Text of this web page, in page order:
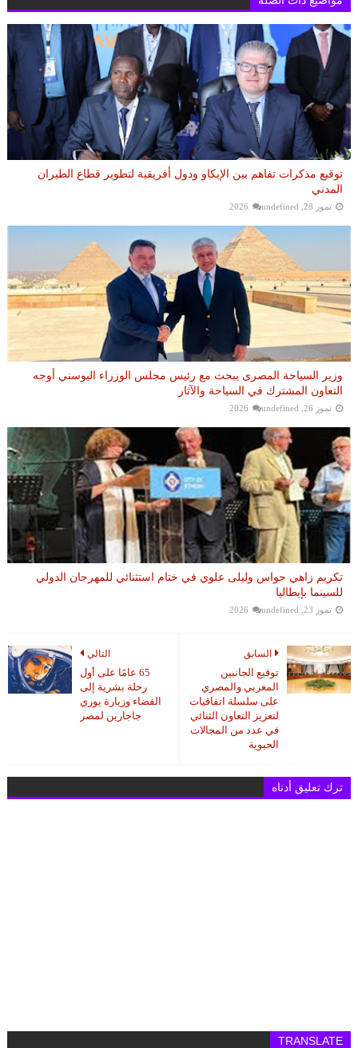
توقيع مذكرات تفاهم بين الإيكاو ودول أفريقية لتطوير قطاع الطيران
المدني
تموز 28, 2026 undefined
وزير السياحة المصرى يبحث مع رئيس مجلس الوزراء البوسني أوجه
التعاون المشترك في السياحة والآثار
تموز 26, 2026 undefined
تكريم زاهي حواس وليلى علوي في ختام استثنائي للمهرجان الدولي
للسينما بإيطاليا
تموز 23, 2026 undefined
التالي
65 عامًا على أول
رحلة بشرية إلى
الفضاء وزيارة يوري
جاجارين لمصر
السابق
توقيع الجانبين
المغربي والمصري
على سلسلة اتفاقيات
لتعزيز التعاون الثنائي
في عدد من المجالات
الحيوية
ترك تعليق أدناه
TRANSLATE